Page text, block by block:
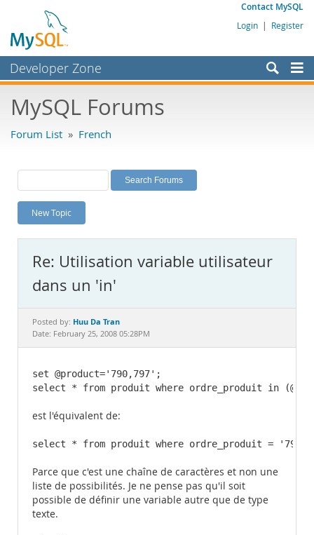
Contact MySQL
Login | Register
Developer Zone
Bugs
Labs
Planet MySQL
News and Events
MySQL.com
Downloads
Documentation
MySQL Forums
Forum List » French
New Topic
Re: Utilisation variable utilisateur
dans un 'in'
Posted by: Huu Da Tran
Date: February 25, 2008 05:28PM
set @product='790,797';
select * from produit where ordre_produit in
est l'équivalent de:
select * from produit where ordre_produit =
Parce que c'est une chaîne de caractères et non une
liste de possibilités. Je ne pense pas qu'il soit
possible de définir une variable autre que de type
texte.